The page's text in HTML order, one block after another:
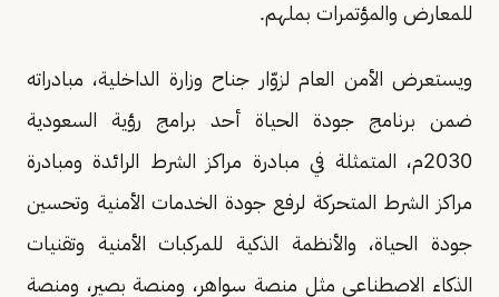
للمعارض والمؤتمرات بملهم.
ويستعرض الأمن العام لزوّار جناح وزارة الداخلية، مبادراته
ضمن برنامج جودة الحياة أحد برامج رؤية السعودية
2030م، المتمثلة في مبادرة مراكز الشرط الرائدة ومبادرة
مراكز الشرط المتحركة لرفع جودة الخدمات الأمنية وتحسين
جودة الحياة، والأنظمة الذكية للمركبات الأمنية وتقنيات
الذكاء الاصطناعي مثل منصة سواهر، ومنصة بصير، ومنصة